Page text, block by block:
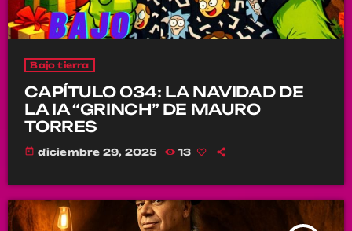
Bajo tierra
CAPÍTULO 034: LA NAVIDAD DE
LA IA “GRINCH” DE MAURO
TORRES
today diciembre 29, 2025 13